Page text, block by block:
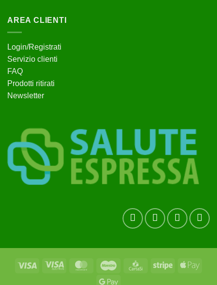
AREA CLIENTI
Login/Registrati
Servizio clienti
FAQ
Prodotti ritirati
Newsletter
Visa
Visa
MasterCardMaestro CartaSi Stripe
Apple
Google